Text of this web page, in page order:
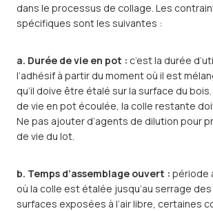
dans le processus de collage. Les
spécifiques sont les suivantes :
a. Durée de vie en pot : c’est la durée
l’adhésif à partir du moment où il est
qu’il doive être étalé sur la surface du
de vie en pot écoulée, la colle restante
Ne pas ajouter d’agents de dilution pour
de vie du lot.
b. Temps d’assemblage ouvert : période
où la colle est étalée jusqu’au serrage
surfaces exposées à l’air libre, certaines